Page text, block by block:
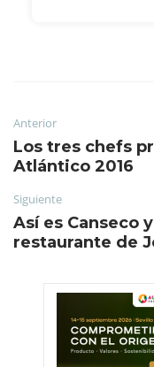
Anterior
Los tres chefs
Atlántico 2016
Siguiente
Así es Canseco
restaurante de